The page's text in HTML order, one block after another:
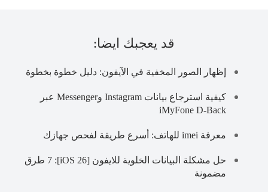
قد يعجبك ايضا:
إظهار الصور المخفية في الآيفون: دليل خطوة بخطوة
كيفية استرجاع بيانات Instagram وMessenger عبر
iMyFone D-Back
معرفة imei للهاتف: أسرع طريقة لفحص جهازك
حل مشكلة البيانات الخلوية للايفون [iOS 26]: 7 طرق
مضمونة